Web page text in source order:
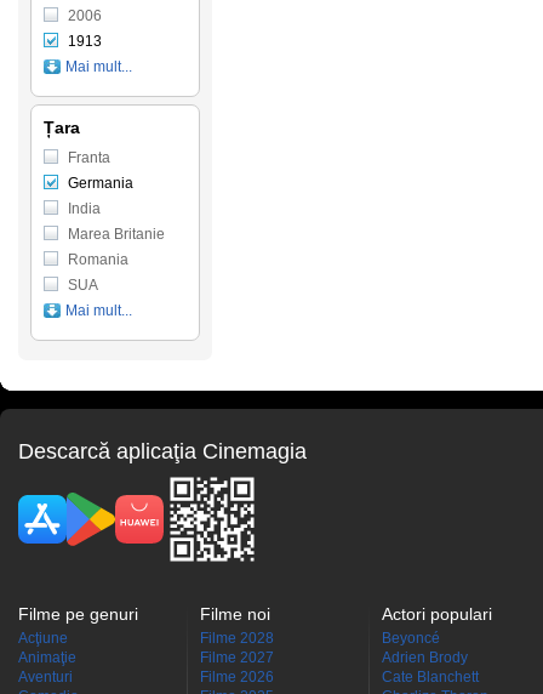
2006
1913
Mai mult...
Țara
Franta
Germania
India
Marea Britanie
Romania
SUA
Mai mult...
Descarcă aplicaţia Cinemagia
Filme pe genuri
Acţiune
Animaţie
Aventuri
Filme noi
Filme 2028
Filme 2027
Filme 2026
Actori populari
Beyoncé
Adrien Brody
Cate Blanchett